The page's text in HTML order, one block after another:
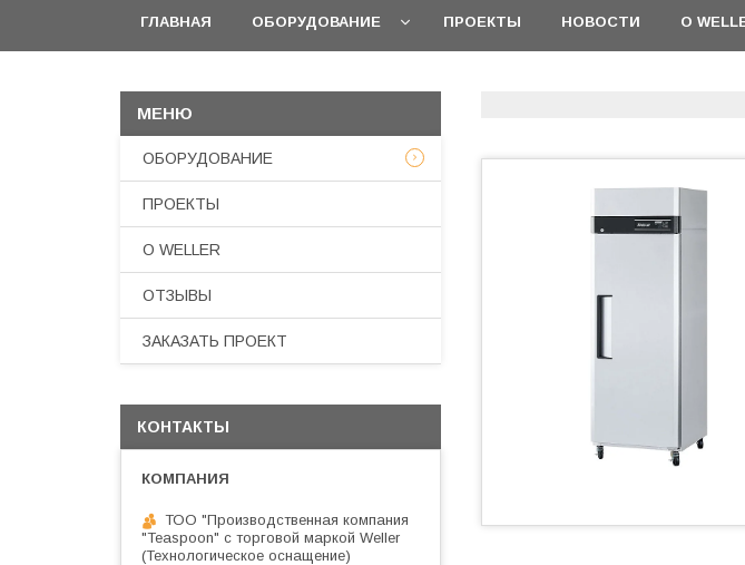
ГЛАВНАЯ ОБОРУДОВАНИЕ ПРОЕКТЫ НОВОСТИ О
ОБОРУДОВАНИЕ
ПРОЕКТЫ
О WELLER
ОТЗЫВЫ
ЗАКАЗАТЬ ПРОЕКТ
КОНТАКТЫ
ТОО "Производственная компания
"Teaspoon" с торговой маркой Weller
(Технологическое оснащение)